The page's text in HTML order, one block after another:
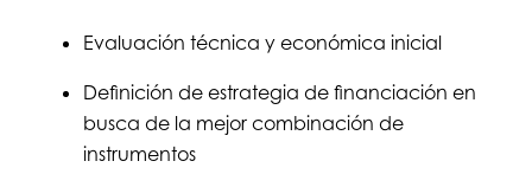
Evaluación técnica y económica inicial
Definición de estrategia de financiación en
busca de la mejor combinación de
instrumentos